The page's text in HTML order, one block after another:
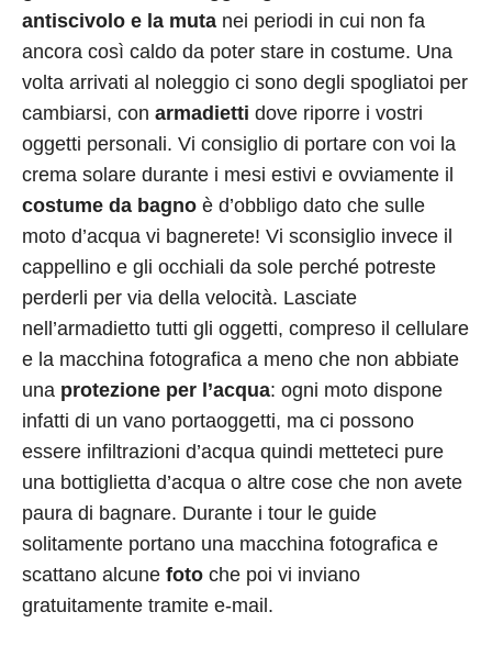
antiscivolo e la muta nei periodi in cui non fa
ancora così caldo da poter stare in costume. Una
volta arrivati al noleggio ci sono degli spogliatoi per
cambiarsi, con armadietti dove riporre i vostri
oggetti personali. Vi consiglio di portare con voi la
crema solare durante i mesi estivi e ovviamente il
costume da bagno è d’obbligo dato che sulle
moto d’acqua vi bagnerete! Vi sconsiglio invece il
cappellino e gli occhiali da sole perché potreste
perderli per via della velocità. Lasciate
nell’armadietto tutti gli oggetti, compreso il cellulare
e la macchina fotografica a meno che non abbiate
una protezione per l’acqua: ogni moto dispone
infatti di un vano portaoggetti, ma ci possono
essere infiltrazioni d’acqua quindi metteteci pure
una bottiglietta d’acqua o altre cose che non avete
paura di bagnare. Durante i tour le guide
solitamente portano una macchina fotografica e
scattano alcune foto che poi vi inviano
gratuitamente tramite e-mail.